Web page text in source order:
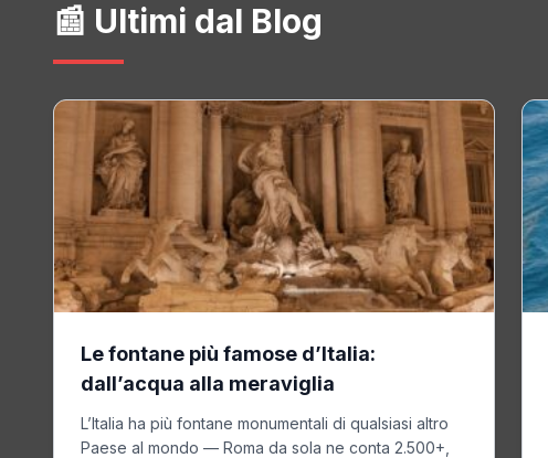
📰 Ultimi dal Blog
Le fontane più famose d’Italia:
dall’acqua alla meraviglia
L’Italia ha più fontane monumentali di qualsiasi altro
Paese al mondo — Roma da sola ne conta 2.500+,